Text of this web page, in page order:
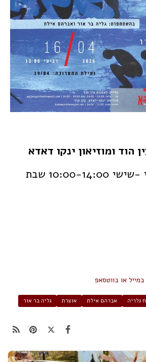
הוד ומוזיאון ינקו דאדא
שעות פתיחה: שני -שישי 10:00-14:00 שבת
או בווטסאפ
גלריה אברהם אילת אוצרת
גליה בר אור